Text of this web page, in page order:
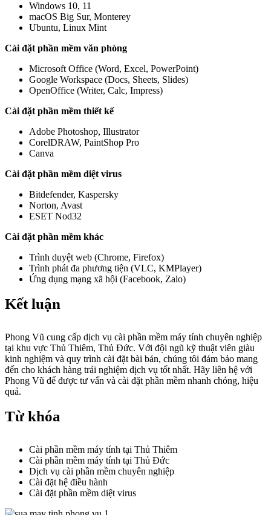
Windows 10, 11
macOS Big Sur, Monterey
Ubuntu, Linux Mint
Cài đặt phần mềm văn phòng
Microsoft Office (Word, Excel, PowerPoint)
Google Workspace (Docs, Sheets, Slides)
OpenOffice (Writer, Calc, Impress)
Cài đặt phần mềm thiết kế
Adobe Photoshop, Illustrator
CorelDRAW, PaintShop Pro
Canva
Cài đặt phần mềm diệt virus
Bitdefender, Kaspersky
Norton, Avast
ESET Nod32
Cài đặt phần mềm khác
Trình duyệt web (Chrome, Firefox)
Trình phát đa phương tiện (VLC, KMPlayer)
Ứng dụng mạng xã hội (Facebook, Zalo)
Kết luận
Phong Vũ cung cấp dịch vụ cài phần mềm máy tính chuyên nghiệp
tại khu vực Thủ Thiêm, Thủ Đức. Với đội ngũ kỹ thuật viên giàu
kinh nghiệm và quy trình cài đặt bài bản, chúng tôi đảm bảo mang
đến cho khách hàng trải nghiệm dịch vụ tốt nhất. Hãy liên hệ với
Phong Vũ để được tư vấn và cài đặt phần mềm nhanh chóng, hiệu
quả.
Từ khóa
Cài phần mềm máy tính tại Thủ Thiêm
Cài phần mềm máy tính tại Thủ Đức
Dịch vụ cài phần mềm chuyên nghiệp
Cài đặt hệ điều hành
Cài đặt phần mềm diệt virus